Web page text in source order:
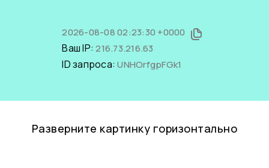
2026-08-08 02:23:30 +0000
Ваш IP:216.73.216.63
ID запроса:UNHOrfgpFGk1
Разверните картинку горизонтально